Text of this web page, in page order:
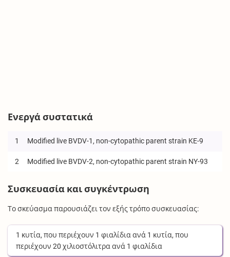
Ενεργά συστατικά
1 Modified live BVDV-1, non-cytopathic parent strain KE-9
2 Modified live BVDV-2, non-cytopathic parent strain NY-93
Συσκευασία και συγκέντρωση
Το σκεύασμα παρουσιάζει τον εξής τρόπο συσκευασίας:
1 κυτία, που περιέχουν 1 φιαλίδιαανά 1 κυτία, που
περιέχουν20 χιλιοστόλιτραανά 1 φιαλίδια